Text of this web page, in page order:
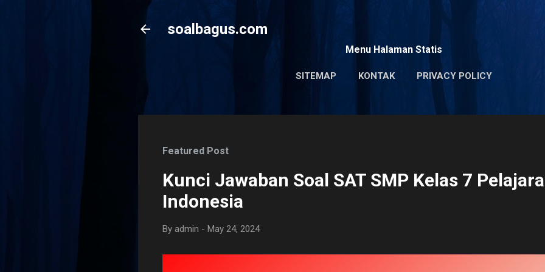
soalbagus.com
Menu Halaman Statis
SITEMAP KONTAK PRIVACY POLICY
Featured Post
Kunci Jawaban Soal SAT SMP Kelas 7
Indonesia
By admin - May 24, 2024